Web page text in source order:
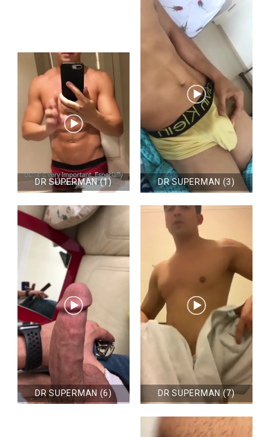
DR SUPERMAN (1) DR SUPERMAN (3)
DR SUPERMAN (6) DR SUPERMAN (7)